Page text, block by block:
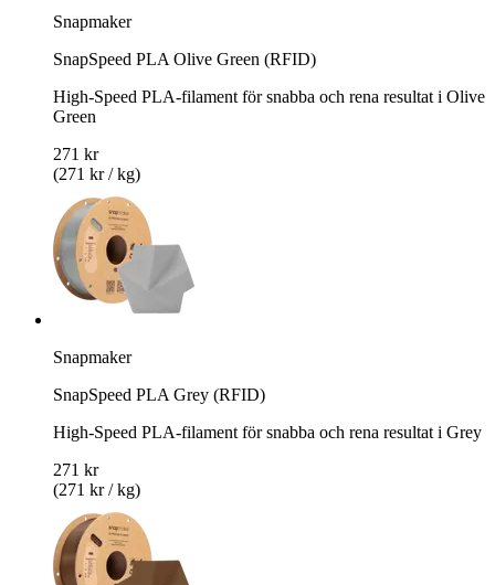
Snapmaker
SnapSpeed PLA Olive Green (RFID)
High-Speed PLA-filament för snabba och rena resultat i Olive
Green
271 kr
(271 kr / kg)
Snapmaker
SnapSpeed PLA Grey (RFID)
High-Speed PLA-filament för snabba och rena resultat i Grey
271 kr
(271 kr / kg)